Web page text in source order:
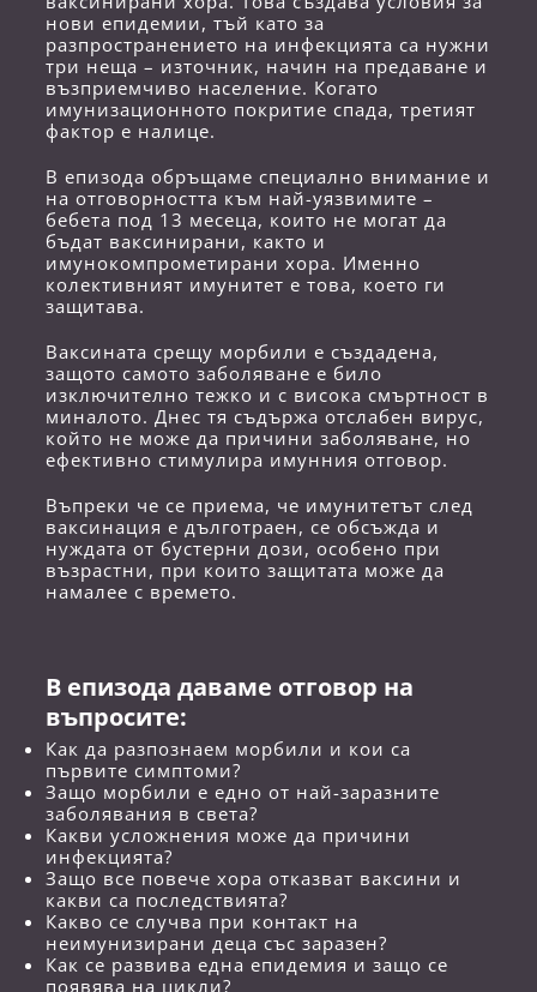
нови епидемии, тъй като за
разпространението на инфекцията са нужни
три неща – източник, начин на предаване и
възприемчиво население. Когато
имунизационното покритие спада, третият
фактор е налице.
В епизода обръщаме специално внимание и
на отговорността към най-уязвимите –
бебета под 13 месеца, които не могат да
бъдат ваксинирани, както и
имунокомпрометирани хора. Именно
колективният имунитет е това, което ги
защитава.
Ваксината срещу морбили е създадена,
защото самото заболяване е било
изключително тежко и с висока смъртност в
миналото. Днес тя съдържа отслабен вирус,
който не може да причини заболяване, но
ефективно стимулира имунния отговор.
Въпреки че се приема, че имунитетът след
ваксинация е дълготраен, се обсъжда и
нуждата от бустерни дози, особено при
възрастни, при които защитата може да
намалее с времето.
В епизода даваме отговор на
въпросите:
Как да разпознаем морбили и кои са
първите симптоми?
Защо морбили е едно от най-заразните
заболявания в света?
Какви усложнения може да причини
инфекцията?
Защо все повече хора отказват ваксини и
какви са последствията?
Какво се случва при контакт на
неимунизирани деца със заразен?
Как се развива една епидемия и защо се
появява на цикли?